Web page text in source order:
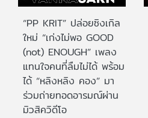
“PP KRIT” ปล่อยซิงเกิล
ใหม่ “เก่งไม่พอ GOOD
(not) ENOUGH” เพลง
แทนใจคนที่ลืมไม่ได้ พร้อม
ได้ “หลิงหลิง คอง” มา
ร่วมถ่ายทอดอารมณ์ผ่าน
มิวสิควิดีโอ